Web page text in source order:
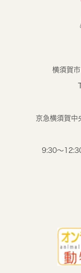
横須賀
京急横須賀中
9:30～